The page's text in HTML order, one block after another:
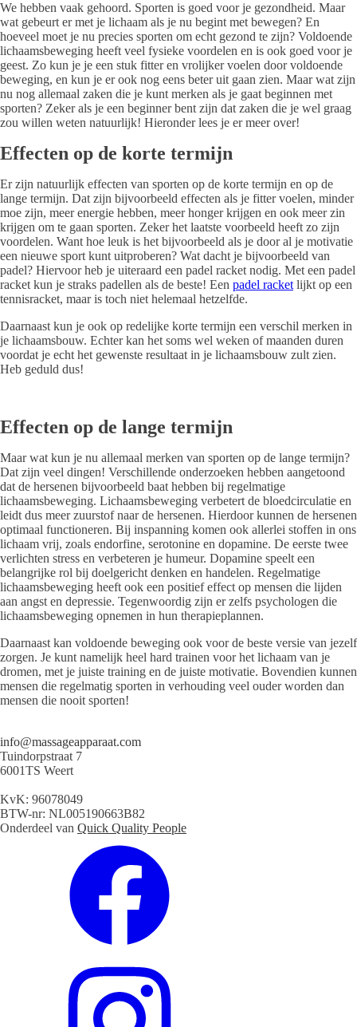
We hebben vaak gehoord. Sporten is goed voor je gezondheid. Maar
wat gebeurt er met je lichaam als je nu begint met bewegen? En
hoeveel moet je nu precies sporten om echt gezond te zijn? Voldoende
lichaamsbeweging heeft veel fysieke voordelen en is ook goed voor je
geest. Zo kun je je een stuk fitter en vrolijker voelen door voldoende
beweging, en kun je er ook nog eens beter uit gaan zien. Maar wat zijn
nu nog allemaal zaken die je kunt merken als je gaat beginnen met
sporten? Zeker als je een beginner bent zijn dat zaken die je wel graag
zou willen weten natuurlijk! Hieronder lees je er meer over!
Effecten op de korte termijn
Er zijn natuurlijk effecten van sporten op de korte termijn en op de
lange termijn. Dat zijn bijvoorbeeld effecten als je fitter voelen, minder
moe zijn, meer energie hebben, meer honger krijgen en ook meer zin
krijgen om te gaan sporten. Zeker het laatste voorbeeld heeft zo zijn
voordelen. Want hoe leuk is het bijvoorbeeld als je door al je motivatie
een nieuwe sport kunt uitproberen? Wat dacht je bijvoorbeeld van
padel? Hiervoor heb je uiteraard een padel racket nodig. Met een padel
racket kun je straks padellen als de beste! Een padel racket lijkt op een
tennisracket, maar is toch niet helemaal hetzelfde.
Daarnaast kun je ook op redelijke korte termijn een verschil merken in
je lichaamsbouw. Echter kan het soms wel weken of maanden duren
voordat je echt het gewenste resultaat in je lichaamsbouw zult zien.
Heb geduld dus!
Effecten op de lange termijn
Maar wat kun je nu allemaal merken van sporten op de lange termijn?
Dat zijn veel dingen! Verschillende onderzoeken hebben aangetoond
dat de hersenen bijvoorbeeld baat hebben bij regelmatige
lichaamsbeweging. Lichaamsbeweging verbetert de bloedcirculatie en
leidt dus meer zuurstof naar de hersenen. Hierdoor kunnen de hersenen
optimaal functioneren. Bij inspanning komen ook allerlei stoffen in ons
lichaam vrij, zoals endorfine, serotonine en dopamine. De eerste twee
verlichten stress en verbeteren je humeur. Dopamine speelt een
belangrijke rol bij doelgericht denken en handelen. Regelmatige
lichaamsbeweging heeft ook een positief effect op mensen die lijden
aan angst en depressie. Tegenwoordig zijn er zelfs psychologen die
lichaamsbeweging opnemen in hun therapieplannen.
Daarnaast kan voldoende beweging ook voor de beste versie van jezelf
zorgen. Je kunt namelijk heel hard trainen voor het lichaam van je
dromen, met je juiste training en de juiste motivatie. Bovendien kunnen
mensen die regelmatig sporten in verhouding veel ouder worden dan
mensen die nooit sporten!
info@massageapparaat.com
Tuindorpstraat 7
6001TS Weert
KvK: 96078049
BTW-nr: NL005190663B82
Onderdeel van Quick Quality People